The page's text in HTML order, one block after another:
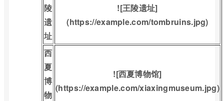
陵
遗
址
![王陵遗址]
(https://example.com/tombruins.jpg)
西
夏
博
物
![西夏博物馆]
(https://example.com/xiaxingmuseum.jpg)